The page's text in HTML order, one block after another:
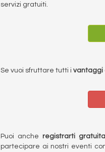
servizi gratuiti.
Se vuoi sfruttare tutti i vantaggi
Puoi anche registrarti
partecipare ai nostri eventi